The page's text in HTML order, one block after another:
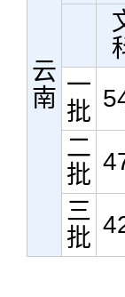
云
南 一
批
二
批
三
批